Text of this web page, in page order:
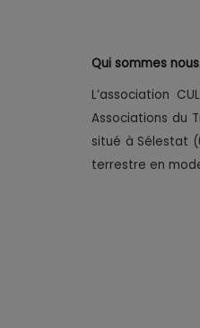
Qui sommes
L’association
Associations du
situé à Sélestat
terrestre en